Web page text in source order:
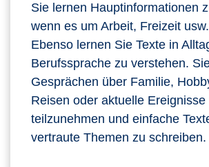
Sie lernen Hauptinformationen
wenn es um Arbeit, Freizeit
Ebenso lernen Sie Texte in
Berufssprache zu verstehen.
Gesprächen über Familie,
Reisen oder aktuelle Ereignisse
teilzunehmen und einfache
vertraute Themen zu schreiben.